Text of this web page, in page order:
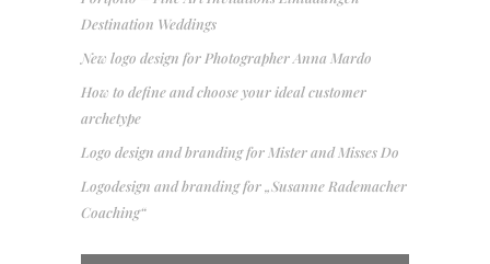
Destination Weddings
New logo design for Photographer Anna Mardo
How to define and choose your ideal customer
archetype
Logo design and branding for Mister and Misses Do
Logodesign and branding for „Susanne Rademacher
Coaching“